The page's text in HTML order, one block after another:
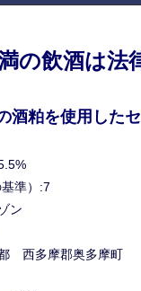
の飲酒は法
酒粕を使用した
準）:7
ン
西多摩郡奥多摩町